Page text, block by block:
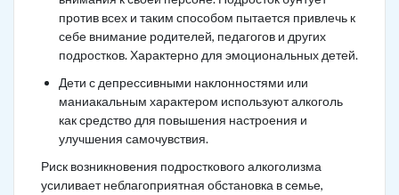
против всех и таким способом пытается привлечь к
себе внимание родителей, педагогов и других
подростков. Характерно для эмоциональных детей.
Дети с депрессивными наклонностями или
маниакальным характером используют алкоголь
как средство для повышения настроения и
улучшения самочувствия.
Риск возникновения подросткового алкоголизма
усиливает неблагоприятная обстановка в семье,